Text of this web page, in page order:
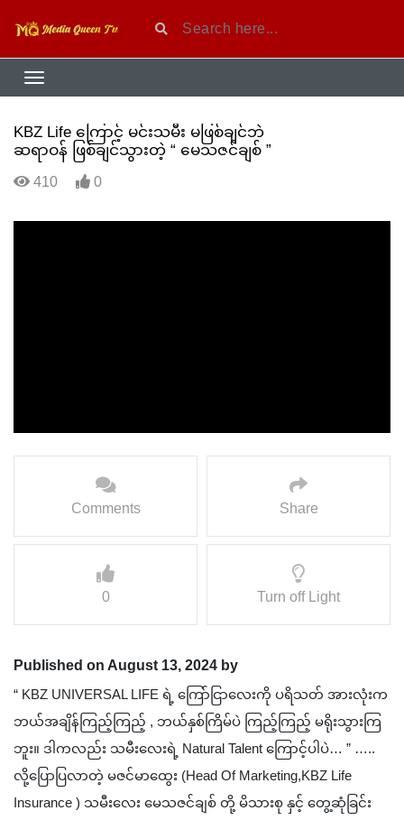
KBZ Life ကြောင့် မင်းသမီး မဖြစ်ချင်ဘဲ
ဆရာဝန် ဖြစ်ချင်သွားတဲ့ “ မေသဇင်ချစ် ”
410 0
Comments Share
0 Turn off Light
Published on August 13, 2024 by
“ KBZ UNIVERSAL LIFE ရဲ့ ကြော်ငြာလေးကို ပရိသတ် အားလုံးက
ဘယ်အချိန်ကြည့်ကြည့် , ဘယ်နှစ်ကြိမ်ပဲ ကြည့်ကြည့် မရိုးသွားကြ
ဘူး။ ဒါကလည်း သမီးလေးရဲ့ Natural Talent ကြောင့်ပါပဲ… ” …..
လို့ပြောပြလာတဲ့ မဇင်မာထွေး (Head Of Marketing,KBZ Life
Insurance ) သမီးလေး မေသဇင်ချစ် တို့ မိသားစု နှင့် တွေ့ဆုံခြင်း